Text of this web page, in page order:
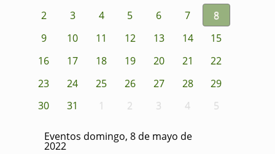
2
3 4 5 6 7
8
9
10 11 12 13 14
15
16
17 18 19 20 21
22
23
24 25 26 27 28
29
30
31 1 2 3 4 5
Eventos domingo, 8 de mayo de
2022